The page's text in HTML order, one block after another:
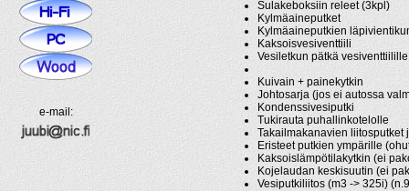
e-mail:
Sulakeboksiin releet (3kpl)
Kylmäaineputket
Kylmäaineputkien
Kaksoisvesiventtiili
Vesiletkun pätkä
Kuivain + painekytkin
Johtosarja (jos ei autossa
Kondenssivesiputki
Tukirauta puhallinkotelolle
Takailmakanavien liitosputket
Eristeet putkien ympärille
Kaksoislämpötilakytkin (ei
Kojelaudan keskisuutin (ei
Vesiputkiliitos (m3 -> 325i)